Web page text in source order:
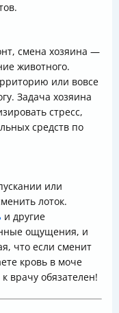
смена хозяина —
животного.
или вовсе
Задача хозяина
стресс,
средств по
или
лоток.
и другие
ощущения, и
что если сменит
кровь в моче
врачу обязателен!